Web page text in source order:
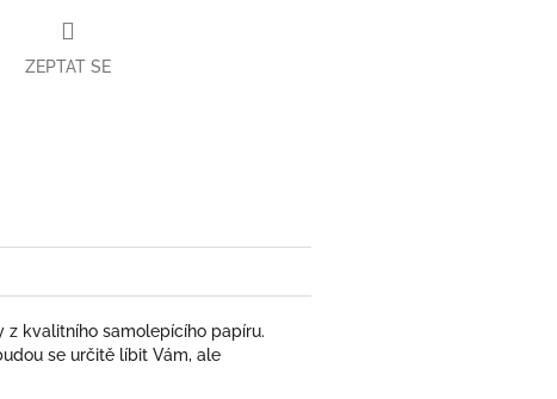
ZEPTAT SE
z kvalitního samolepícího papíru.
se určitě líbit Vám, ale